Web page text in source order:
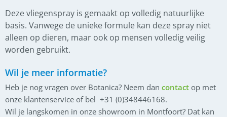
Deze vliegenspray is gemaakt op volledig natuurlijke
basis. Vanwege de unieke formule kan deze spray niet
alleen op dieren, maar ook op mensen volledig veilig
worden gebruikt.
Wil je meer informatie?
Heb je nog vragen over Botanica? Neem dan contact op met
onze klantenservice of bel +31 (0)348446168.
Wil je langskomen in onze showroom in Montfoort? Dat kan